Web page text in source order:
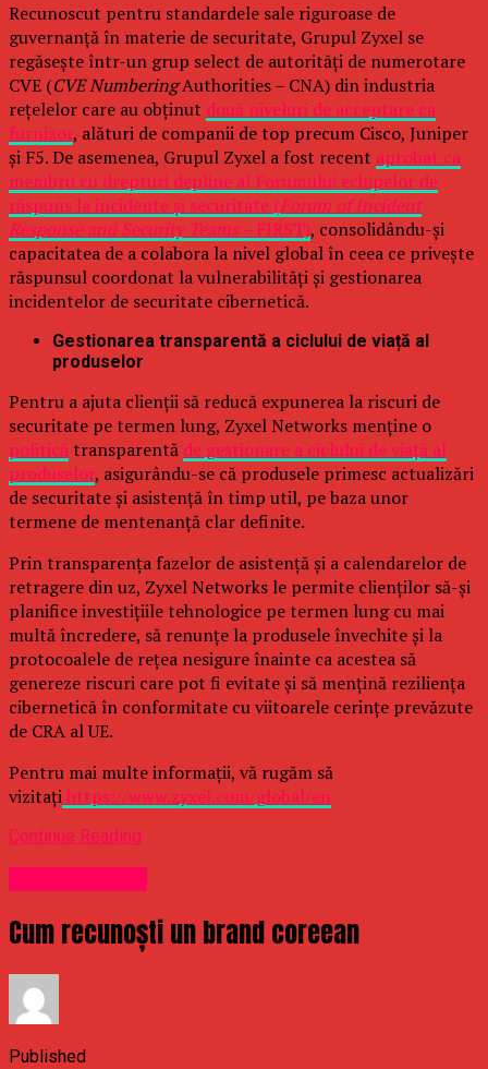
Recunoscut pentru standardele sale riguroase de
guvernanță în materie de securitate, Grupul Zyxel se
regăsește într-un grup select de autorități de numerotare
CVE (CVE NumberingAuthorities – CNA) din industria
rețelelor care au obținut două niveluri de acceptare ca
furnizor, alături de companii de top precum Cisco, Juniper
și F5. De asemenea, Grupul Zyxel a fost recent aprobat ca
membru cu drepturi depline al Forumului echipelor de
răspuns la incidente și securitate (Forum of Incident
Response and Security Teams –FIRST), consolidându-și
capacitatea de a colabora la nivel global în ceea ce privește
răspunsul coordonat la vulnerabilități și gestionarea
incidentelor de securitate cibernetică.
Gestionarea transparentă a ciclului de viață al
produselor
Pentru a ajuta clienții să reducă expunerea la riscuri de
securitate pe termen lung, Zyxel Networks menține o
politică transparentă de gestionare a ciclului de viață al
produselor, asigurându-se că produsele primesc actualizări
de securitate și asistență în timp util, pe baza unor
termene de mentenanță clar definite.
Prin transparența fazelor de asistență și a calendarelor de
retragere din uz, Zyxel Networks le permite clienților să-și
planifice investițiile tehnologice pe termen lung cu mai
multă încredere, să renunțe la produsele învechite și la
protocoalele de rețea nesigure înainte ca acestea să
genereze riscuri care pot fi evitate și să mențină reziliența
cibernetică în conformitate cu viitoarele cerințe prevăzute
de CRA al UE.
Pentru mai multe informații, vă rugăm să
vizitațihttps://www.zyxel.com/global/en
Continue Reading
Cum recunoști un brand coreean
Published